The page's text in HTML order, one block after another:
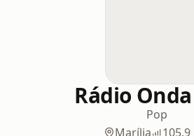
Rádio
Pop
Marília
105.9